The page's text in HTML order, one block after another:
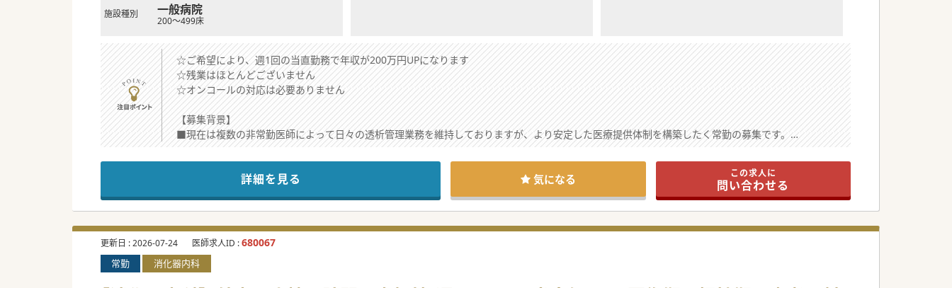
施設種別 一般病院
200～499床
☆ご希望により、週1回の当直勤務で年収が200万円UPになります
☆残業はほとんどございません
☆オンコールの対応は必要ありません
【募集背景】
■現在は複数の非常勤医師によって日々の透析管理業務を維持しておりますが、より安定した医療提供体制を構築したく常勤の募集です。
■地域の透析医療をさらに充実させるため、中心となって活躍していただける新たな常勤医師をお迎えしたい状況です。
■診療体制の強化を目的とした募集であり、早めのご入職が可能な先生を心よりお待ち申し上げております。
【やりがい】
■これまで培ってこられた透析管理の専門的な経験を最大限に活かしつつ、身体的な負担を大幅に軽減しながらご活躍いただけます。
■患者様やコメディカルスタッフと密接なコミュニケーションを図り、チーム医療の中心として大きな裁量を持って働ける環境です。
■学会費用の補助制度や高額給与の提示もあり、ベテランの先生であっても高いモチベーションを保って地域医療に貢献できます。
【職場環境と雰囲気】
詳細を見る 気になる この求人に
問い合わせる
更新日 :2026-07-24 医師求人ID :680067
常勤 消化器内科